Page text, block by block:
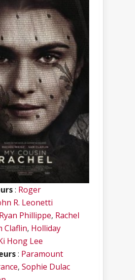
: Roger
R. Leonetti
Ryan Phillippe, Rachel
Claflin, Holliday
Hong Lee
: Paramount
, Sophie Dulac